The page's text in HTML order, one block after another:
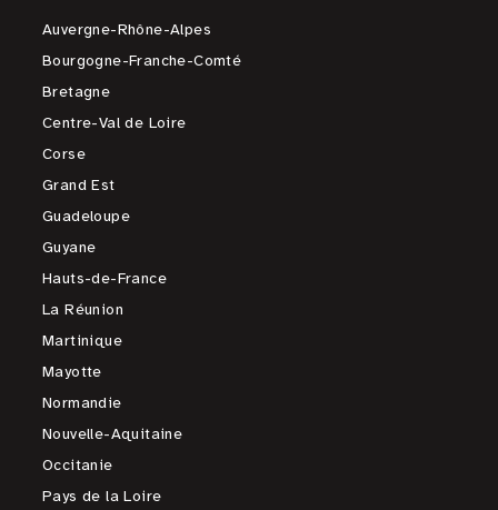
Auvergne-Rhône-Alpes
Bourgogne-Franche-Comté
Bretagne
Centre-Val de Loire
Corse
Grand Est
Guadeloupe
Guyane
Hauts-de-France
La Réunion
Martinique
Mayotte
Normandie
Nouvelle-Aquitaine
Occitanie
Pays de la Loire